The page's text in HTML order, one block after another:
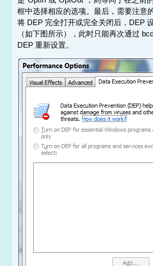
框中选择相应的选项。最后，需要注意
将 DEP 完全打开或完全关闭后，DEP
（如下图所示），此时只能再次通过
DEP 重新设置。